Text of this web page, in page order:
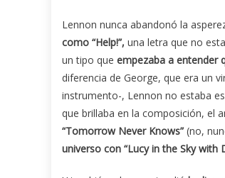
Lennon nunca abandonó la
como “Help!”, una letra que no
un tipo que empezaba a entender
diferencia de George, que era un
instrumento-, Lennon no estaba
que brillaba en la composición, el
“Tomorrow Never Knows” (no,
universo con “Lucy in the Sky with